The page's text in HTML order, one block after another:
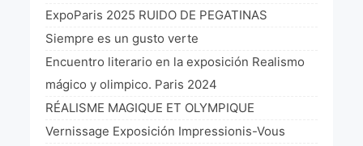
Reflecting Source. NY 2019
«Sincronías con sentido» Bogotá Colombia 2019
«Huellas trashumantes» New York 2018
Commissaire D’exposition
ExpoParis 2025 RUIDO DE PEGATINAS
Siempre es un gusto verte
Encuentro literario en la exposición Realismo
mágico y olimpico. Paris 2024
RÉALISME MAGIQUE ET OLYMPIQUE
Vernissage Exposición Impressionis-Vous